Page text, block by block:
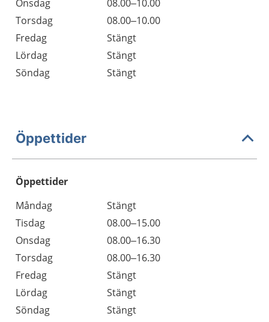
Onsdag
08.00–10.00
Torsdag
08.00–10.00
Fredag
Stängt
Lördag
Stängt
Söndag
Stängt
Öppettider
Öppettider
Dag
Öppettider
Kommentarer
Måndag
Stängt
Tisdag
08.00–15.00
Onsdag
08.00–16.30
Torsdag
08.00–16.30
Fredag
Stängt
Lördag
Stängt
Söndag
Stängt